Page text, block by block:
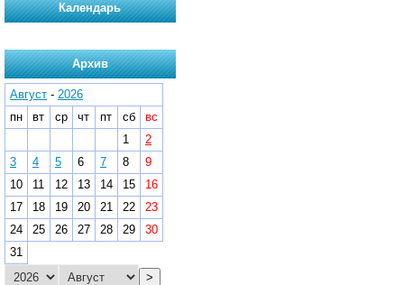
Календарь
Архив
Август - 2026
пн
вт ср чт пт сб
вс
1
2
3
4 5 6 7 8
9
10
11 12 13 14 15
16
17
18 19 20 21 22
23
24
25 26 27 28 29
30
31
>